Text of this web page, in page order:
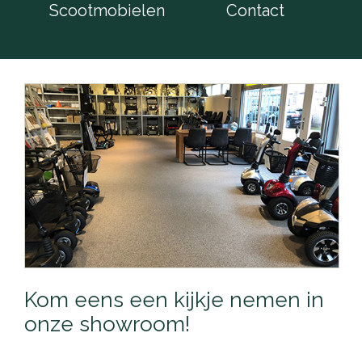
Scootmobielen Contact
Kom eens een kijkje nemen in
onze showroom!